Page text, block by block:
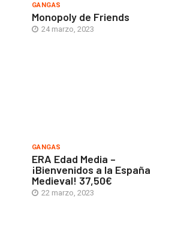
GANGAS
Monopoly de Friends
24 marzo, 2023
GANGAS
ERA Edad Media –
¡Bienvenidos a la España
Medieval! 37,50€
22 marzo, 2023